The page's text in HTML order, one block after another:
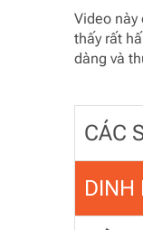
Video này
thấy rất
dàng và
CÁC
DINH